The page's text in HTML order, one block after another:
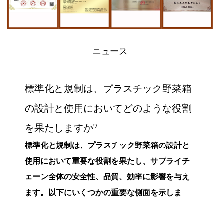
ニュース
標準化と規制は、プラスチック野菜箱
の設計と使用においてどのような役割
を果たしますか?
標準化と規制は、プラスチック野菜箱の設計と
使用において重要な役割を果たし、サプライチ
ェーン全体の安全性、品質、効率に影響を与え
ます。以下にいくつかの重要な側面を示しま